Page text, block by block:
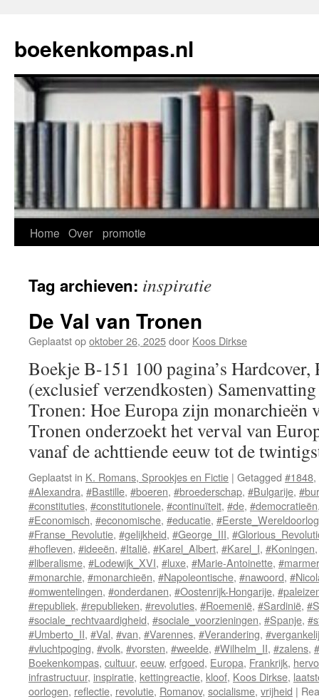
de
inhoud
boekenkompas.nl
Home Over promotie
Tag archieven: inspiratie
De Val van Tronen
Geplaatst opoktober 26, 2025door Koos Dirkse
Boekje B-151 100 pagina’s
(exclusief verzendkosten)
Tronen: Hoe Europa zijn monarchieën
Tronen onderzoekt het verval van
vanaf de achttiende eeuw tot de
Geplaatst in K. Romans, Sprookjes en Fictie | Getagged #1848,
#Alexandra, #Bastille, #boeren, #broederschap, #Bulgarije,
#constituties, #constitutionele, #continuïteit, #de, #democratieën
#Economisch, #economische, #educatie, #Eerste_Wereldoorlog
#Franse_Revolutie, #gelijkheid, #George_III,
#hofleven, #ideeën, #Italië, #Karel_Albert, #Karel_I, #Koningen
#liberalisme, #Lodewijk_XVI, #luxe, #Marie-Antoinette,
#monarchie, #monarchieën, #Napoleontische, #nawoord,
#omwentelingen, #onderdanen, #Oostenrijk-Hongarije,
#republiek, #republieken, #revoluties, #Roemenië, #Sardinië,
#sociale_rechtvaardigheid, #sociale_voorzieningen, #Spanje,
#Umberto_II, #Val, #van, #Varennes, #Verandering,
#vluchtpoging, #volk, #vorsten, #weelde, #Wilhelm_II, #zalens,
Boekenkompas, cultuur, eeuw, erfgoed, Europa, Frankrijk,
infrastructuur, inspiratie, kettingreactie, kloof, Koos Dirkse,
oorlogen, reflectie, revolutie, Romanov, socialisme, vrijheid |